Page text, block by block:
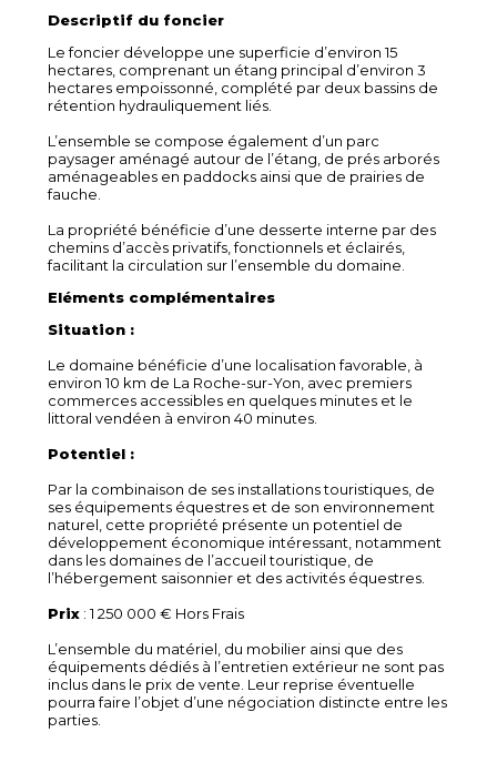
Descriptif du foncier
Le foncier développe une superficie d’environ 15
hectares, comprenant un étang principal d’environ 3
hectares empoissonné, complété par deux bassins de
rétention hydrauliquement liés.
L’ensemble se compose également d’un parc
paysager aménagé autour de l’étang, de prés arborés
aménageables en paddocks ainsi que de prairies de
fauche.
La propriété bénéficie d’une desserte interne par des
chemins d’accès privatifs, fonctionnels et éclairés,
facilitant la circulation sur l’ensemble du domaine.
Eléments complémentaires
Situation :
Le domaine bénéficie d’une localisation favorable, à
environ 10 km de La Roche-sur-Yon, avec premiers
commerces accessibles en quelques minutes et le
littoral vendéen à environ 40 minutes.
Potentiel :
Par la combinaison de ses installations touristiques, de
ses équipements équestres et de son environnement
naturel, cette propriété présente un potentiel de
développement économique intéressant, notamment
dans les domaines de l’accueil touristique, de
l’hébergement saisonnier et des activités équestres.
Prix : 1 250 000 € Hors Frais
L’ensemble du matériel, du mobilier ainsi que des
équipements dédiés à l’entretien extérieur ne sont pas
inclus dans le prix de vente. Leur reprise éventuelle
pourra faire l’objet d’une négociation distincte entre les
parties.